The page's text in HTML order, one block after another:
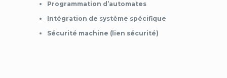
Programmation d’automates
Intégration de système spécifique
Sécurité machine (lien sécurité)